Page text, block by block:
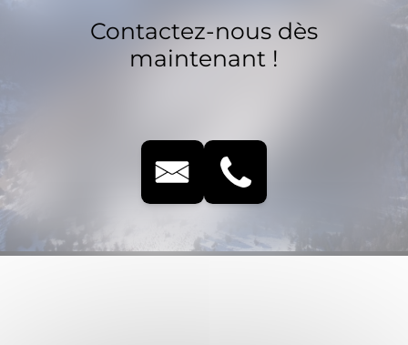
Contactez-nous dès
maintenant !